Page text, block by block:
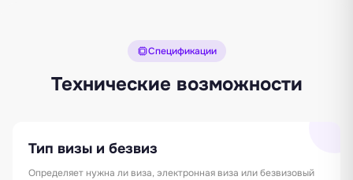
Спецификации
Технические возможности
Тип визы и безвиз
Определяет нужна ли виза, электронная виза или безвизовый